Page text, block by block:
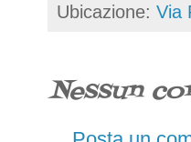
Ubicazione: Via
Nessun